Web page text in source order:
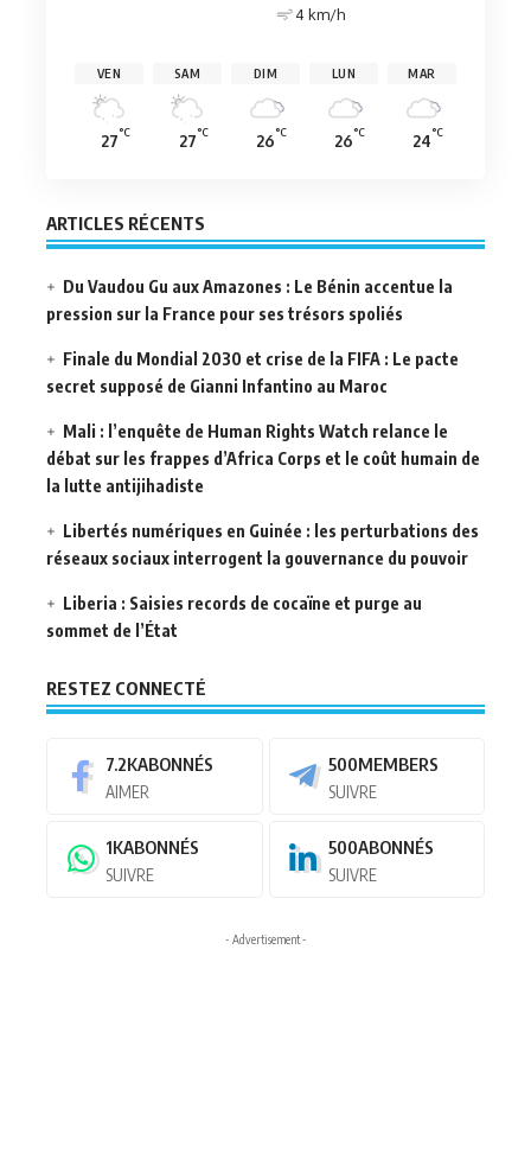
4 km/h
VEN
27°C
SAM
27°C
DIM
26°C
LUN
26°C
MAR
24°C
ARTICLES RÉCENTS
Du Vaudou Gu aux Amazones : Le Bénin accentue la
pression sur la France pour ses trésors spoliés
Finale du Mondial 2030 et crise de la FIFA : Le pacte
secret supposé de Gianni Infantino au Maroc
Mali : l’enquête de Human Rights Watch relance le
débat sur les frappes d’Africa Corps et le coût humain de
la lutte antijihadiste
Libertés numériques en Guinée : les perturbations des
réseaux sociaux interrogent la gouvernance du pouvoir
Liberia : Saisies records de cocaïne et purge au
sommet de l’État
RESTEZ CONNECTÉ
7.2KABONNÉS
AIMER
500MEMBERS
SUIVRE
1KABONNÉS
SUIVRE
500ABONNÉS
SUIVRE
- Advertisement -